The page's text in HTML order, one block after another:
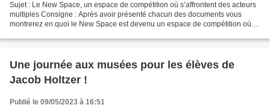
Sujet : Le New Space, un espace de compétition où s’affrontent des acteurs
multiples Consigne : Après avoir présenté chacun des documents vous
montrerez en quoi le New Space est devenu un espace de compétition où
Une journée aux musées pour les élèves de
Jacob Holtzer !
Publié le 09/05/2023 à 16:51